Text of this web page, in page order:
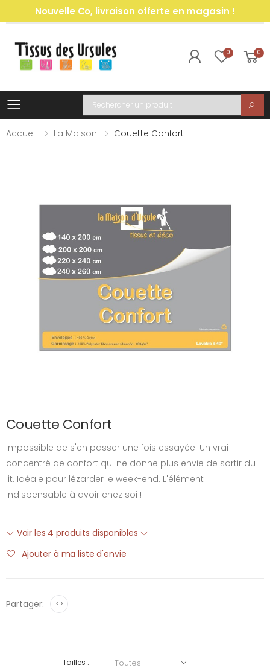
Nouvelle Co, livraison offerte en magasin !
0 0
Toggle mobile menu
Recherche
Accueil
La Maison Couette Confort
Couette Confort
Impossible de s'en passer une fois essayée. Un vrai
concentré de confort qui ne donne plus envie de sortir du
lit. Idéale pour lézarder le week-end. L'élément
indispensable à avoir chez soi !
Voir les 4 produits disponibles
Ajouter à ma liste d'envie
Partager: <>
Tailles :